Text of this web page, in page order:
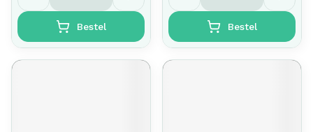
Bestel Bestel